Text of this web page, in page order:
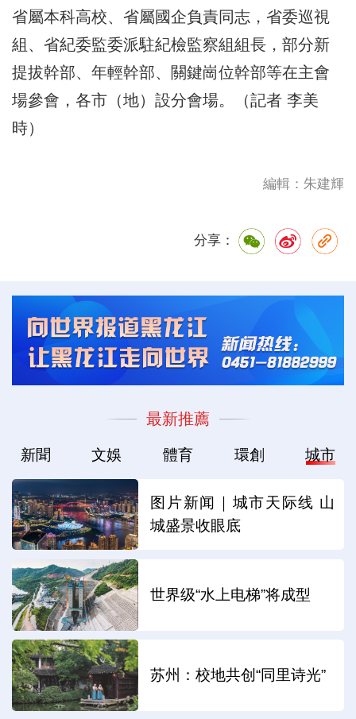
省屬本科高校、省屬國企負責同志，省委巡視
組、省紀委監委派駐紀檢監察組組長，部分新
提拔幹部、年輕幹部、關鍵崗位幹部等在主會
場參會，各市（地）設分會場。（記者 李美
時）
編輯：朱建輝
分享：
最新推薦
新聞 文娛 體育 環創 城市
图片新闻｜城市天际线 山
城盛景收眼底
世界级“水上电梯”将成型
苏州：校地共创“同里诗光”